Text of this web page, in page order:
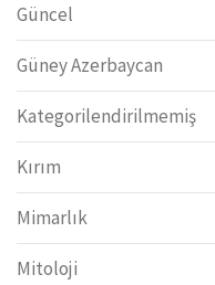
Güncel
Güney Azerbaycan
Kategorilendirilmemiş
Kırım
Mimarlık
Mitoloji